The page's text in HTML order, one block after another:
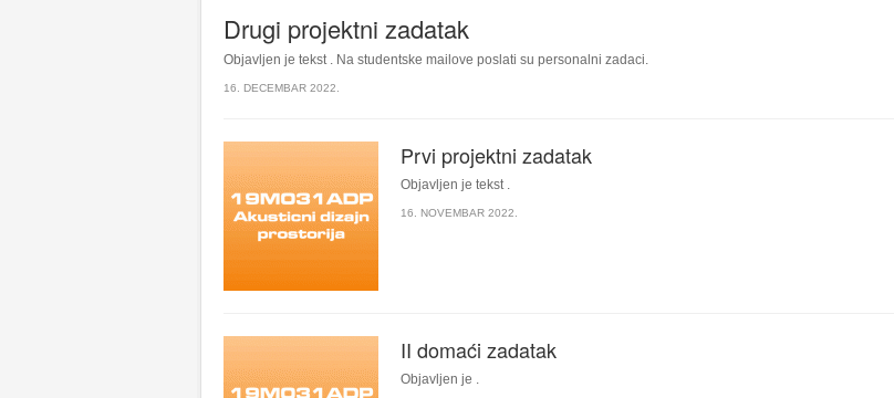
Drugi projektni zadatak
Objavljen je tekst . Na studentske mailove poslati su personalni zadaci.
16. DECEMBAR 2022.
Prvi projektni zadatak
Objavljen je tekst .
16. NOVEMBAR 2022.
II domaći zadatak
Objavljen je .